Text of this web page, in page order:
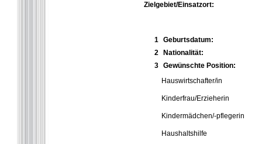
Zielgebiet/Einsatzort:
1
Geburtsdatum:
2
Nationalität:
3
Gewünschte Position:
Hauswirtschafter/in
Kinderfrau/Erzieherin
Kindermädchen/-pflegerin
Haushaltshilfe